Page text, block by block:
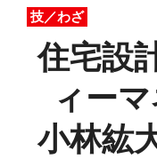
技／わざ
住宅設
ィー
小林紘